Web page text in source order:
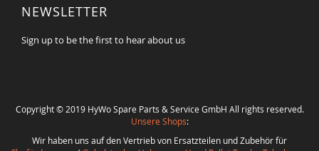
NEWSLETTER
Sign up to be the first to hear about us
Copyright © 2019 HyWo Spare Parts & Service GmbH All rights reserved.
Unsere Shops:
Wir haben uns auf den Vertrieb von Ersatzteilen und Zubehör für